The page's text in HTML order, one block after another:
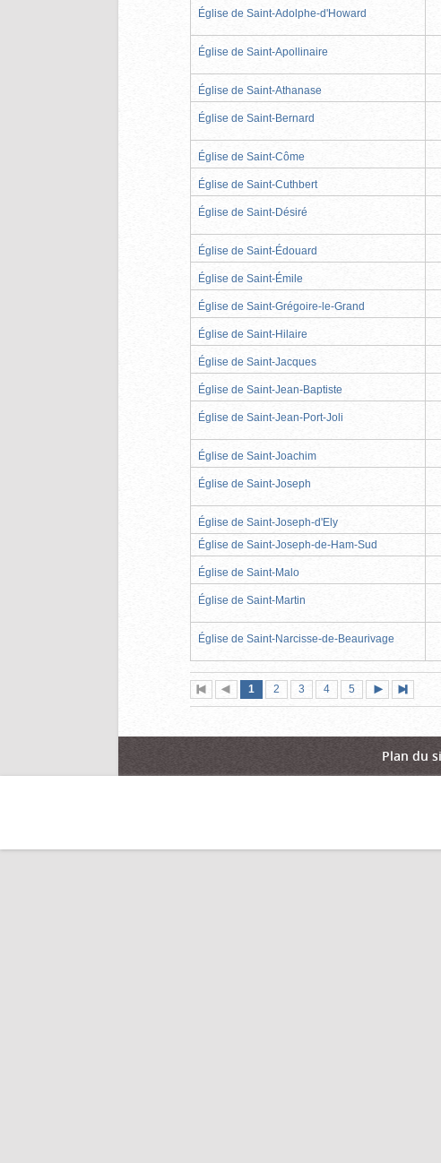
Église de Saint-Adolphe-d'Howard
Église de Saint-Apollinaire
Église de Saint-Athanase
Église de Saint-Bernard
Église de Saint-Côme
Église de Saint-Cuthbert
Église de Saint-Désiré
Église de Saint-Édouard
Église de Saint-Émile
Église de Saint-Grégoire-le-Grand
Église de Saint-Hilaire
Église de Saint-Jacques
Église de Saint-Jean-Baptiste
Église de Saint-Jean-Port-Joli
Église de Saint-Joachim
Église de Saint-Joseph
Église de Saint-Joseph-d'Ely
Église de Saint-Joseph-de-Ham-Sud
Église de Saint-Malo
Église de Saint-Martin
Église de Saint-Narcisse-de-Beaurivage
Première
page
Page
précédente
Page
1 (page
actuelle)
Page
2 Page
3 Page
4 Page
5
suivante
page
Plan du